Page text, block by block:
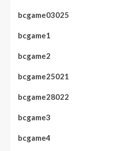
bcgame03025
bcgame1
bcgame2
bcgame25021
bcgame28022
bcgame3
bcgame4